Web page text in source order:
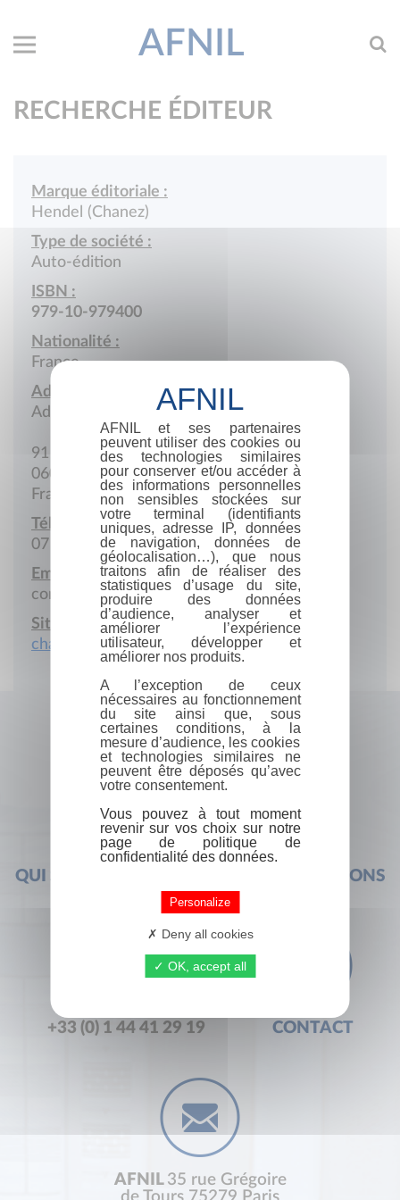
AFNIL
RECHERCHE ÉDITEUR
Marque éditoriale :
Hendel (Chanez)
Type de société :
Auto-édition
ISBN :
979-10-979400
Nationalité :
France
Adresse :
Adresse postale
91 Boulevard Gambetta
06000 Nice
France
Téléphone portable :
07 68 98 70 39
Email :
consultation@chanezpsy.com
Site Internet :
chanezpsy.com
QUI SOMMES-NOUS ? FOIRE AUX QUESTIONS
+33 (0) 1 44 41 29 19 CONTACT
AFNIL 35 rue Grégoire
AFNIL et ses partenaires
peuvent utiliser des cookies ou
des technologies similaires
pour conserver et/ou accéder à
des informations personnelles
non sensibles stockées sur
votre terminal (identifiants
uniques, adresse IP, données
de navigation, données de
géolocalisation…), que nous
traitons afin de réaliser des
statistiques d’usage du site,
produire des données
d’audience, analyser et
améliorer l’expérience
utilisateur, développer et
améliorer nos produits.
A l’exception de ceux
nécessaires au fonctionnement
du site ainsi que, sous
certaines conditions, à la
mesure d’audience, les cookies
et technologies similaires ne
peuvent être déposés qu’avec
votre consentement.
Vous pouvez à tout moment
revenir sur vos choix sur notre
page de politique de
confidentialité des données.
Personalize
Deny all cookies
OK, accept all